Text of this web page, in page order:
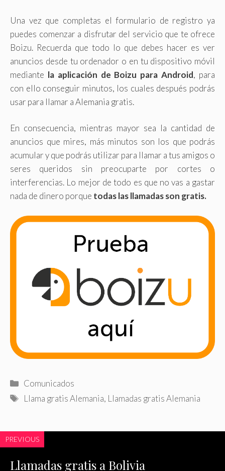
Una vez que completas el formulario de registro ya
puedes comenzar a disfrutar del servicio que te ofrece
Boizu. Recuerda que todo lo que debes hacer es ver
anuncios desde tu ordenador o en tu dispositivo móvil
mediante la aplicación de Boizu para Android, para
con ello conseguir minutos, los cuales después podrás
usar para llamar a Alemania gratis.
En consecuencia, mientras mayor sea la cantidad de
anuncios que mires, más minutos son los que podrás
acumular y que podrás utilizar para llamar a tus amigos o
seres queridos sin preocuparte por cortes o
interferencias. Lo mejor de todo es que no vas a gastar
nada de dinero porque todas las llamadas son gratis.
Categorías
Comunicados
Etiquetas
Llama gratis Alemania, Llamadas gratis Alemania
PREVIOUS
Llamadas gratis a Bolivia